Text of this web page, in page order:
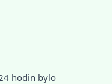
hodin bylo